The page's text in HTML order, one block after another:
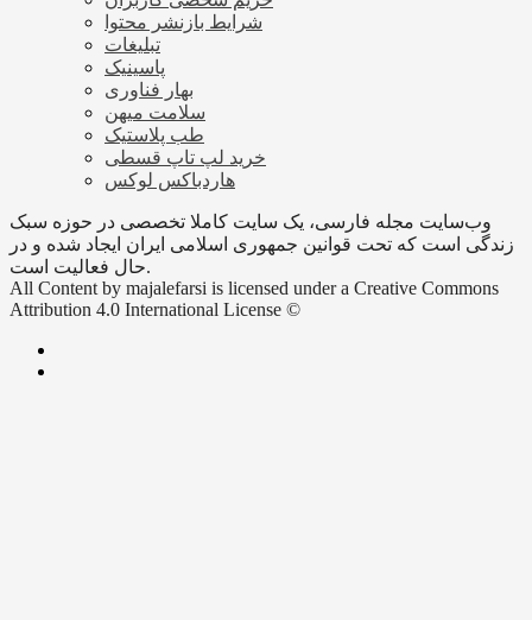
شرایط بازنشر محتوا
تبلیغات
پاسینیک
بهار فناوری
سلامت میهن
طب پلاستیک
خرید لپ تاپ قسطی
هاردباکس لوکس
وب‌سایت مجله فارسی، یک سایت کاملا تخصصی در حوزه سبک
زندگی است که تحت قوانین جمهوری اسلامی ایران ایجاد شده و در
حال فعالیت است.
All Content by majalefarsi is licensed under a Creative Commons
Attribution 4.0 International License ©️